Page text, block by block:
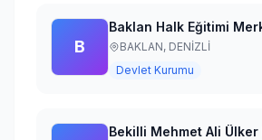
B
Baklan Halk Eğitimi
BAKLAN, DENİZLİ
Devlet Kurumu
Bekilli Mehmet Ali Ülker